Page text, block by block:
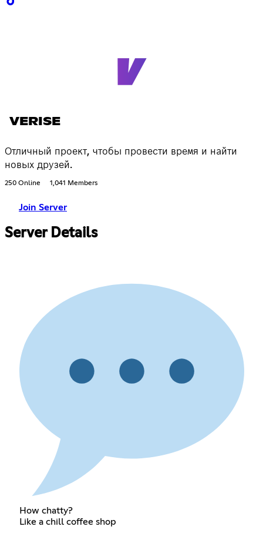
VERISE
Отличный проект, чтобы провести время и найти
новых друзей.
250 Online 1,041 Members
Join Server
Server Details
How chatty?
Like a chill coffee shop